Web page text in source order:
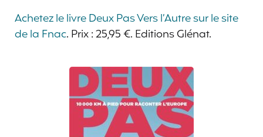
Achetez le livre Deux Pas Vers l’Autre sur le site
de la Fnac. Prix : 25,95 €. Editions Glénat.